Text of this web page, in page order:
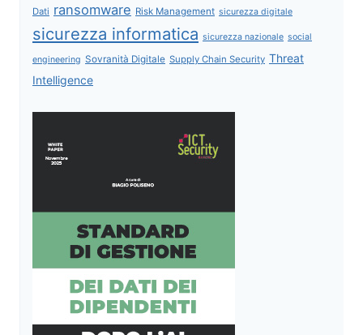
Dati ransomware Risk Management sicurezza digitale
sicurezza informatica sicurezza nazionale social
engineering Sovranità Digitale Supply Chain Security Threat
Intelligence